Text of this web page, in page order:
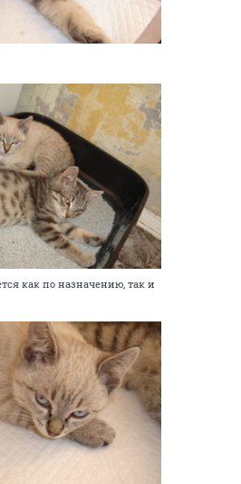
как по назначению, так и